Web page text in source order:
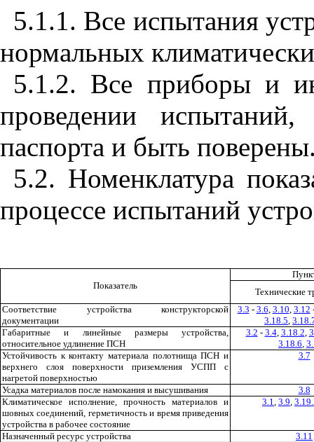
5.1.1. Все испытания
нормальных
5.1.2. Все приборы и
проведении
паспорта и быть
5.2. Номенклатура
процессе испытаний
Показатель
Технические
Соответствие устройства конструкторской
документации
3.3 - 3.6 3.10 3.12
3.18.5
Габаритные и линейные размеры устройства,
относительное удлинение ПСН
3.2 - 3.4, 3.18.2
3.18.6
Устойчивость к контакту материала полотнища ПСН и
верхнего слоя поверхности приземления УСПП с
нагретой поверхностью
3.7
Усадка материалов после намокания и высушивания
3.8
Климатическое исполнение, прочность материалов и
шовных соединений, герметичность и время приведения
устройства в рабочее состояние
3.1 3.9
Назначенный ресурс устройства 3.11